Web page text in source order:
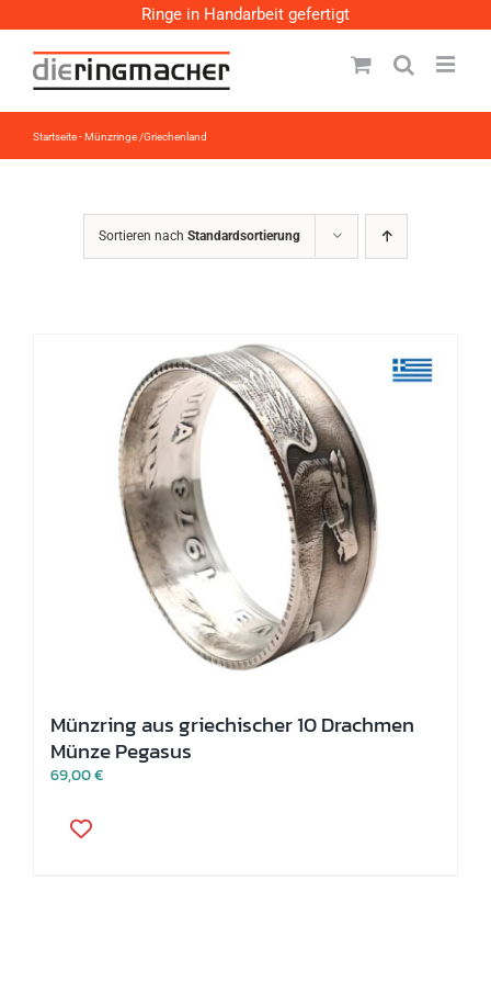
Ringe in Handarbeit gefertigt
Inhalt
springen
Startseite-Münzringe /Griechenland
Sortieren nach Standardsortierung
Münzring aus griechischer 10 Drachmen
Münze Pegasus
69,00€
Produkt